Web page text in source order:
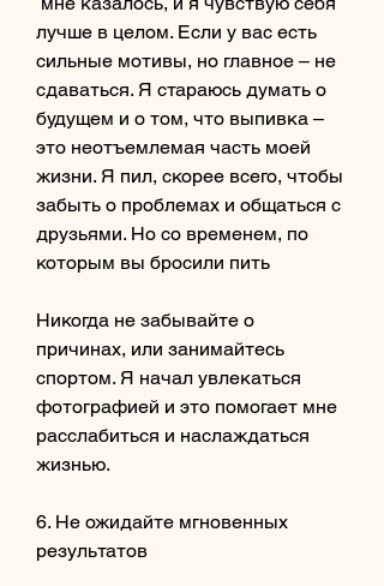
лучше в целом. Если у вас есть
сильные мотивы, но главное – не
сдаваться. Я стараюсь думать о
будущем и о том, что выпивка –
это неотъемлемая часть моей
жизни. Я пил, скорее всего, чтобы
забыть о проблемах и общаться с
друзьями. Но со временем, по
которым вы бросили пить
Никогда не забывайте о
причинах, или занимайтесь
спортом. Я начал увлекаться
фотографией и это помогает мне
расслабиться и наслаждаться
жизнью.
6. Не ожидайте мгновенных
результатов